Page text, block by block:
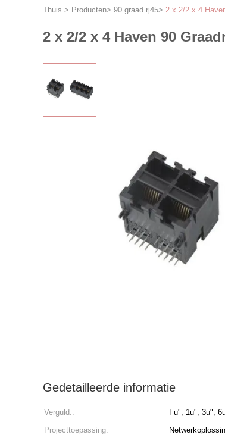
Thuis > Producten> 90 graad rj45> 2 x 2/2 x 4
2 x 2/2 x 4 Haven 90
Gedetailleerde informatie
Verguld:: Fu", 1u", 3u",
Projecttoepassing: